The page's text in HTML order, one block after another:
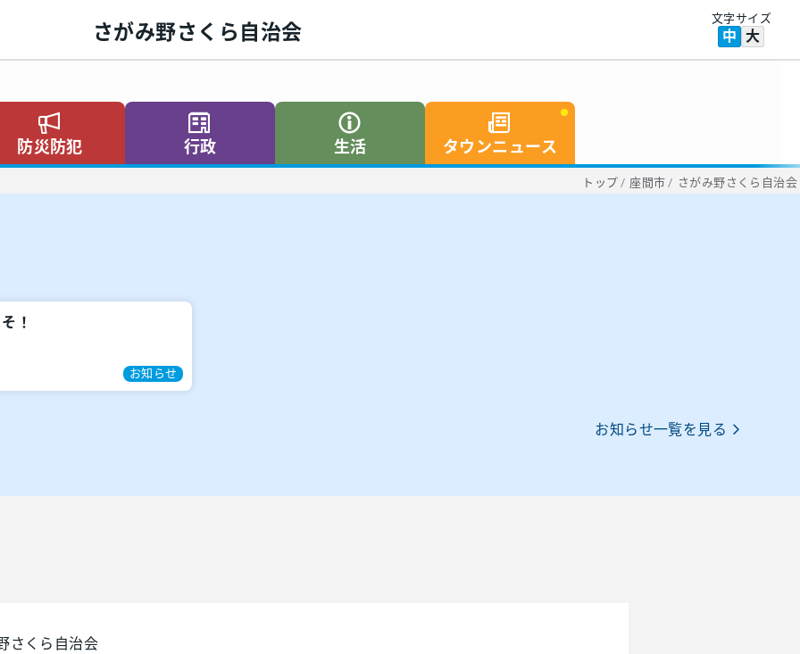
さがみ野さくら自治会
文字サイズ
中 大
防災防犯 行政 生活 タウンニュース
トップ / 座間市 / さがみ野さくら自治会
！
お知らせ
お知らせ一覧を見る
さくら自治会